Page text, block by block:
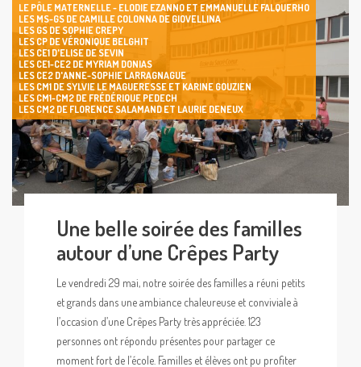
LE PÔLE MATERNELLE - ELODIE EZANNO ET EMMANUELLE FALQUERHO
LES MS-GS DE CAMILLE COLONNA DE GIOVELLINA
LES GS DE SOPHIE CREPY
LES CP DE VÉRONIQUE BELGHIT
LES CE1 D'ELISE DE SEVIN
LES CE1-CE2 DE MYRIAM DONIAS
LES CE2 D'ANNE-SOPHIE LARRAGNAGUE
LES CM1 DE SYLVIE LE MAGUERESSE ET KARINE GOUZIEN
LES CM1-CM2 DE FRÉDÉRIQUE PEDECH
LES CM2 DE FLORENCE SALAMAND ET LAURIE DENEUX
Une belle soirée des familles
autour d’une Crêpes Party
Le vendredi 29 mai, notre soirée des familles a réuni petits
et grands dans une ambiance chaleureuse et conviviale à
l’occasion d’une Crêpes Party très appréciée. 123
personnes ont répondu présentes pour partager ce
moment fort de l’école. Familles et élèves ont pu profiter